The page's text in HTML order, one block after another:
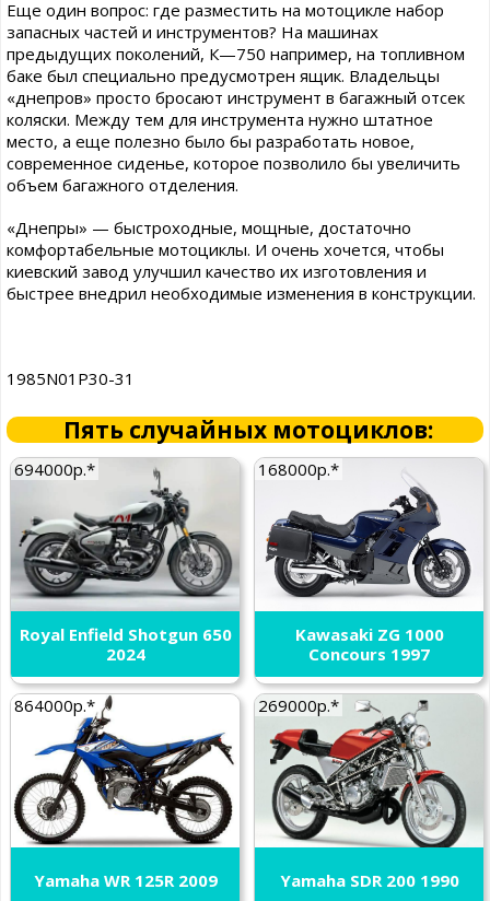
Еще один вопрос: где разместить на мотоцикле набор
запасных частей и инструментов? На машинах
предыдущих поколений, К—750 например, на топливном
баке был специально предусмотрен ящик. Владельцы
«днепров» просто бросают инструмент в багажный отсек
коляски. Между тем для инструмента нужно штатное
место, а еще полезно было бы разработать новое,
современное сиденье, которое позволило бы увеличить
объем багажного отделения.
«Днепры» — быстроходные, мощные, достаточно
комфортабельные мотоциклы. И очень хочется, чтобы
киевский завод улучшил качество их изготовления и
быстрее внедрил необходимые изменения в конструкции.
1985N01P30-31
Пять случайных мотоциклов:
694000р.*
Royal Enfield Shotgun 650
2024
168000р.*
Kawasaki ZG 1000
Concours 1997
864000р.*
Yamaha WR 125R 2009
269000р.*
Yamaha SDR 200 1990